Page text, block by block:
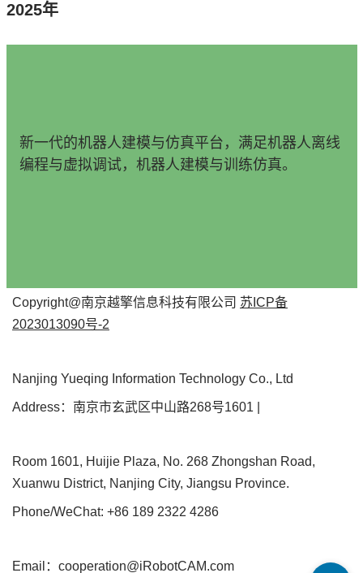
2025年
新一代的机器人建模与仿真平台，满足机器人离线
编程与虚拟调试，机器人建模与训练仿真。
Copyright@南京越擎信息科技有限公司 苏ICP备
2023013090号-2
Nanjing Yueqing Information Technology Co., Ltd
Address：南京市玄武区中山路268号1601 |
Room 1601, Huijie Plaza, No. 268 Zhongshan Road,
Xuanwu District, Nanjing City, Jiangsu Province.
Phone/WeChat: +86 189 2322 4286
Email：cooperation@iRobotCAM.com